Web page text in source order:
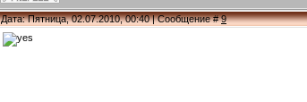
Дата: Пятница, 02.07.2010, 00:40 | Сообщение #9